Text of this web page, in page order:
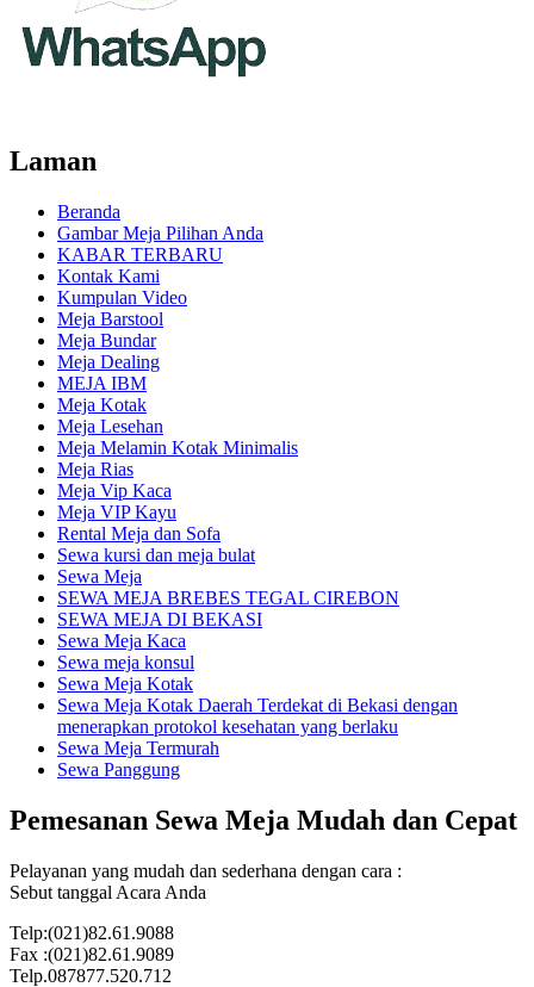
Laman
Beranda
Gambar Meja Pilihan Anda
KABAR TERBARU
Kontak Kami
Kumpulan Video
Meja Barstool
Meja Bundar
Meja Dealing
MEJA IBM
Meja Kotak
Meja Lesehan
Meja Melamin Kotak Minimalis
Meja Rias
Meja Vip Kaca
Meja VIP Kayu
Rental Meja dan Sofa
Sewa kursi dan meja bulat
Sewa Meja
SEWA MEJA BREBES TEGAL CIREBON
SEWA MEJA DI BEKASI
Sewa Meja Kaca
Sewa meja konsul
Sewa Meja Kotak
Sewa Meja Kotak Daerah Terdekat di Bekasi dengan
menerapkan protokol kesehatan yang berlaku
Sewa Meja Termurah
Sewa Panggung
Pemesanan Sewa Meja Mudah dan Cepat
Pelayanan yang mudah dan sederhana dengan cara :
Sebut tanggal Acara Anda
Telp:(021)82.61.9088
Fax :(021)82.61.9089
Telp.087877.520.712